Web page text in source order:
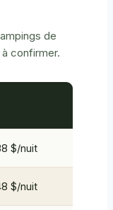
de
confirmer.
$/nuit
$/nuit